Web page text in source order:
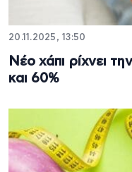
20.11.2025, 13:50
Νέο χάπι ρίχνει
και 60%